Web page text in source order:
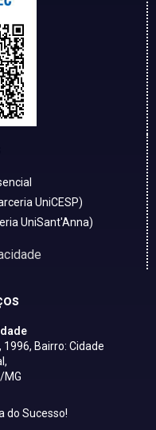
UniCESP)
UniSant'Anna)
1996, Bairro: Cidade
MG
do Sucesso!